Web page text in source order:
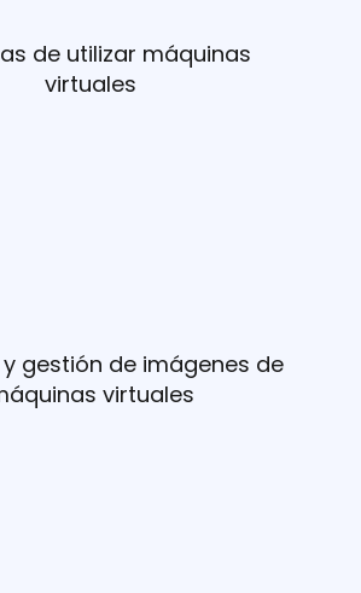
de utilizar máquinas
virtuales
gestión de imágenes de
virtuales